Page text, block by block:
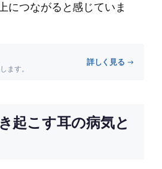
につながると感じていま
ます。
詳しく見る →
起こす耳の病気と